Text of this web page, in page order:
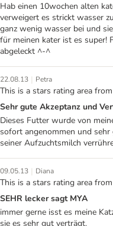
Hab einen 10wochen alten
verweigert es strickt wasser
ganz wenig wasser bei und
für meinen kater ist es super!
abgeleckt ^-^
22.08.13 | Petra
This is a stars rating area
Sehr gute Akzeptanz und
Dieses Futter wurde von
sofort angenommen und
seiner Aufzuchtsmilch
09.05.13 | Diana
This is a stars rating area
SEHR lecker sagt MYA
immer gerne isst es meine
sie es sehr gut verträgt.